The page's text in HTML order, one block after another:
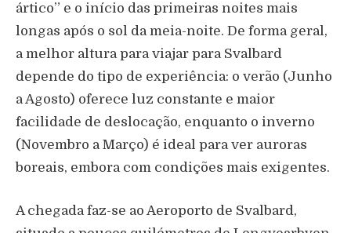
ártico” e o início das primeiras noites mais
longas após o sol da meia-noite. De forma geral,
a melhor altura para viajar para Svalbard
depende do tipo de experiência: o verão (Junho
a Agosto) oferece luz constante e maior
facilidade de deslocação, enquanto o inverno
(Novembro a Março) é ideal para ver auroras
boreais, embora com condições mais exigentes.
A chegada faz-se ao Aeroporto de Svalbard,